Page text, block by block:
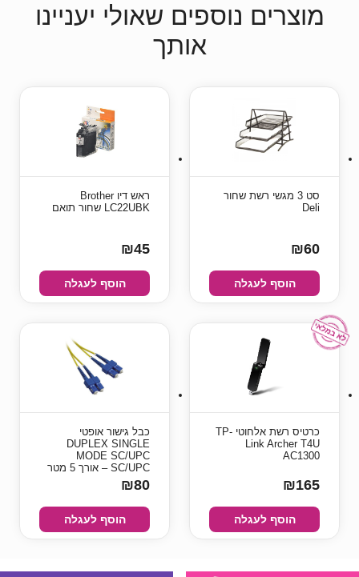
מוצרים נוספים שאולי יעניינו
אותך
סט 3 מגשי רשת שחור
Deli
₪60
הוסף לעגלה
ראש דיו Brother
LC22UBK שחור תואם
₪45
הוסף לעגלה
כרטיס רשת אלחוטי TP-
Link Archer T4U
AC1300
₪165
הוסף לעגלה
כבל גישור אופטי
DUPLEX SINGLE
MODE SC/UPC
SC/UPC – אורך 5 מטר
₪80
הוסף לעגלה